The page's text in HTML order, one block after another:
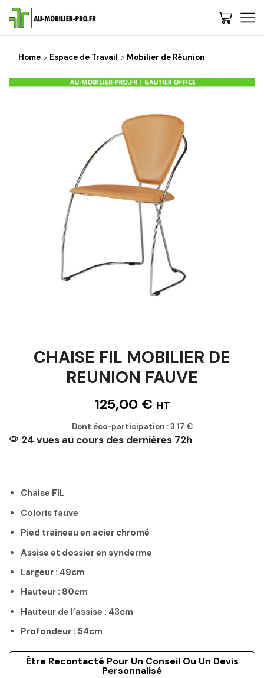
Home Espace de Travail Mobilier de Réunion
CHAISE FIL MOBILIER DE
REUNION FAUVE
125,00 € HT
Dont éco-participation :3,17 €
24 vues au cours des dernières 72h
Chaise FIL
Coloris fauve
Pied traineau en acier chromé
Assise et dossier en synderme
Largeur : 49cm
Hauteur : 80cm
Hauteur de l’assise : 43cm
Profondeur : 54cm
Être Recontacté Pour Un Conseil Ou Un Devis
Personnalisé